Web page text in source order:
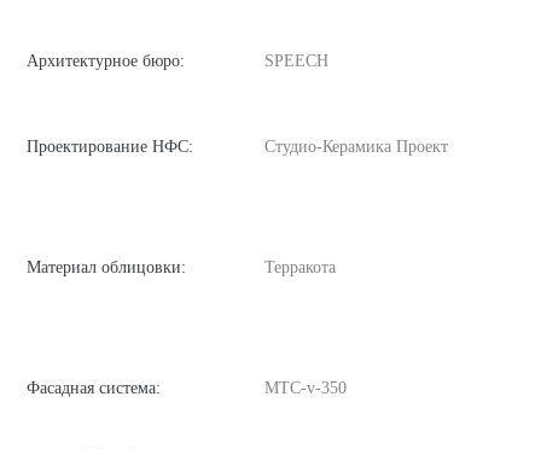
Архитектурное бюро: SPEECH
Проектирование НФС: Студио-Керамика Проект
Материал облицовки: Терракота
Фасадная система: MTC-v-350